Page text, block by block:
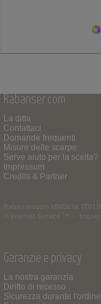
Rabanser.com
La ditta
Contattaci
Domande frequenti
Misure delle scarpe
Serve aiuto per la scelta?
Impressum
Credits & Partner
Rabanser.com
MWSt.Nr.
© Internet Service ™ -
Garanzie e privacy
La nostra garanzia
Diritto di recesso
Sicurezza durante l'ordine